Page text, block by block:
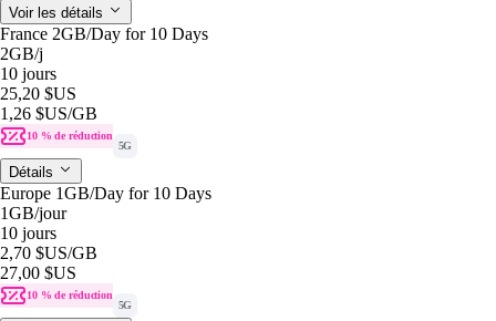
Voir les détails
France 2GB/Day for 10 Days
2GB/j
10 jours
25,20 $US
1,26 $US/GB
10 % de réduction
5G
Détails
Europe 1GB/Day for 10 Days
1GB/jour
10 jours
2,70 $US/GB
27,00 $US
10 % de réduction
5G